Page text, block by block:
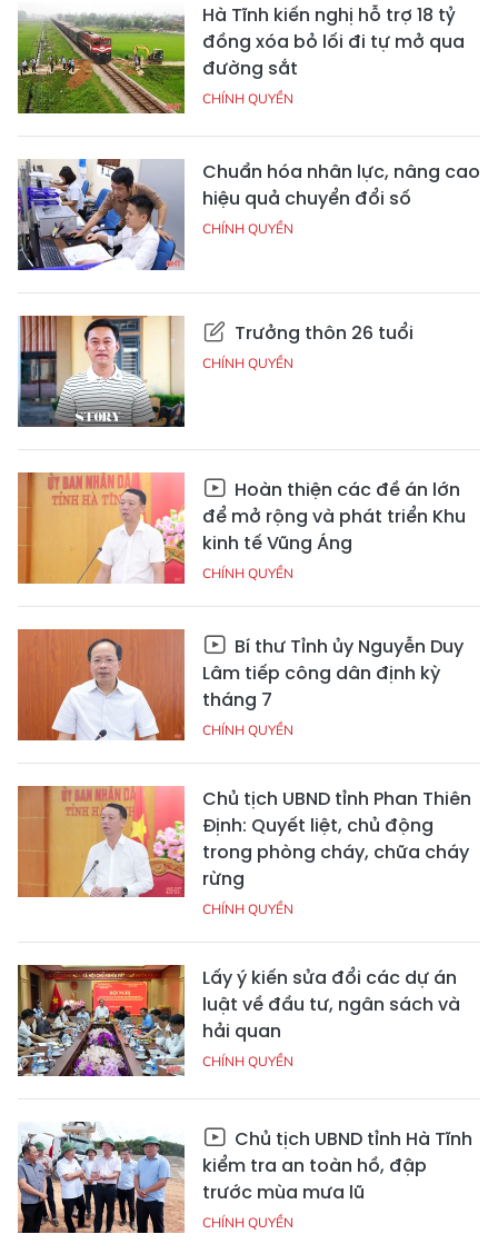
Hà Tĩnh kiến nghị hỗ trợ 18 tỷ
đồng xóa bỏ lối đi tự mở qua
đường sắt
CHÍNH QUYỀN
Chuẩn hóa nhân lực, nâng cao
hiệu quả chuyển đổi số
CHÍNH QUYỀN
Trưởng thôn 26 tuổi
CHÍNH QUYỀN
Hoàn thiện các đề án lớn
để mở rộng và phát triển Khu
kinh tế Vũng Áng
CHÍNH QUYỀN
Bí thư Tỉnh ủy Nguyễn Duy
Lâm tiếp công dân định kỳ
tháng 7
CHÍNH QUYỀN
Chủ tịch UBND tỉnh Phan Thiên
Định: Quyết liệt, chủ động
trong phòng cháy, chữa cháy
rừng
CHÍNH QUYỀN
Lấy ý kiến sửa đổi các dự án
luật về đầu tư, ngân sách và
hải quan
CHÍNH QUYỀN
Chủ tịch UBND tỉnh Hà Tĩnh
kiểm tra an toàn hồ, đập
trước mùa mưa lũ
CHÍNH QUYỀN